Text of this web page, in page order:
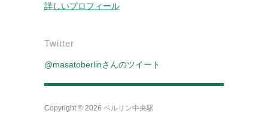
詳しいプロフィール
Twitter
@masatoberlinさんのツイート
Copyright © 2026 ベルリン中央駅